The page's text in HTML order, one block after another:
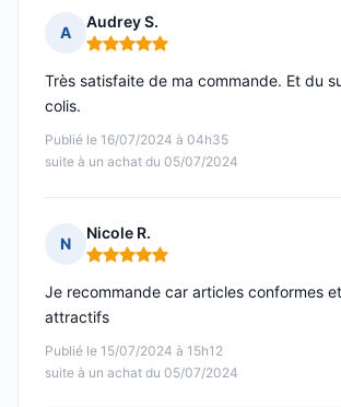
A
Audrey S.
Note : 5 sur 5
Publié le 16/07/2024 à 04h35
suite à un achat du 05/07/2024
Très satisfaite de ma commande. Et du
colis.
N
Nicole R.
Note : 5 sur 5
Publié le 15/07/2024 à 15h12
suite à un achat du 05/07/2024
Je recommande car articles conformes
attractifs